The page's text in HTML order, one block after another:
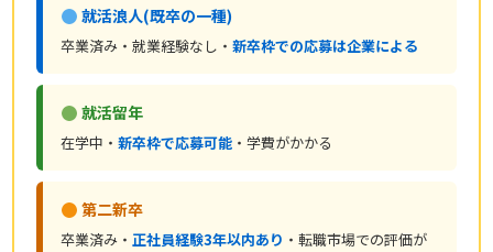
就活浪人(既卒の一種)
卒業済み・就業経験なし・新卒枠での応募は企業による
就活留年
在学中・新卒枠で応募可能 ・学費がかかる
第二新卒
卒業済み・正社員経験3年以内あり ・転職市場での評価が